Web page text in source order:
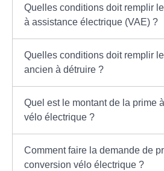
Quelles conditions doit remplir
à assistance électrique (VAE) ?
Quelles conditions doit remplir
ancien à détruire ?
Quel est le montant de la prime
vélo électrique ?
Comment faire la demande de
conversion vélo électrique ?